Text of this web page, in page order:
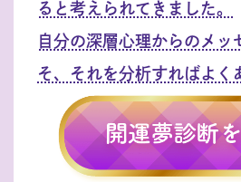
ると考えられてきました。
自分の深層心理からのメッ
そ、それを分析すればよく